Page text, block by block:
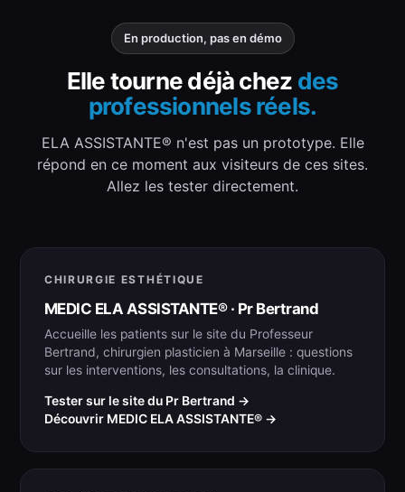
En production, pas en démo
Elle tourne déjà chez des
professionnels réels.
ELA ASSISTANTE® n'est pas un prototype. Elle
répond en ce moment aux visiteurs de ces sites.
Allez les tester directement.
CHIRURGIE ESTHÉTIQUE
MEDIC ELA ASSISTANTE® · Pr Bertrand
Accueille les patients sur le site du Professeur
Bertrand, chirurgien plasticien à Marseille : questions
sur les interventions, les consultations, la clinique.
Tester sur le site du Pr Bertrand →
Découvrir MEDIC ELA ASSISTANTE® →